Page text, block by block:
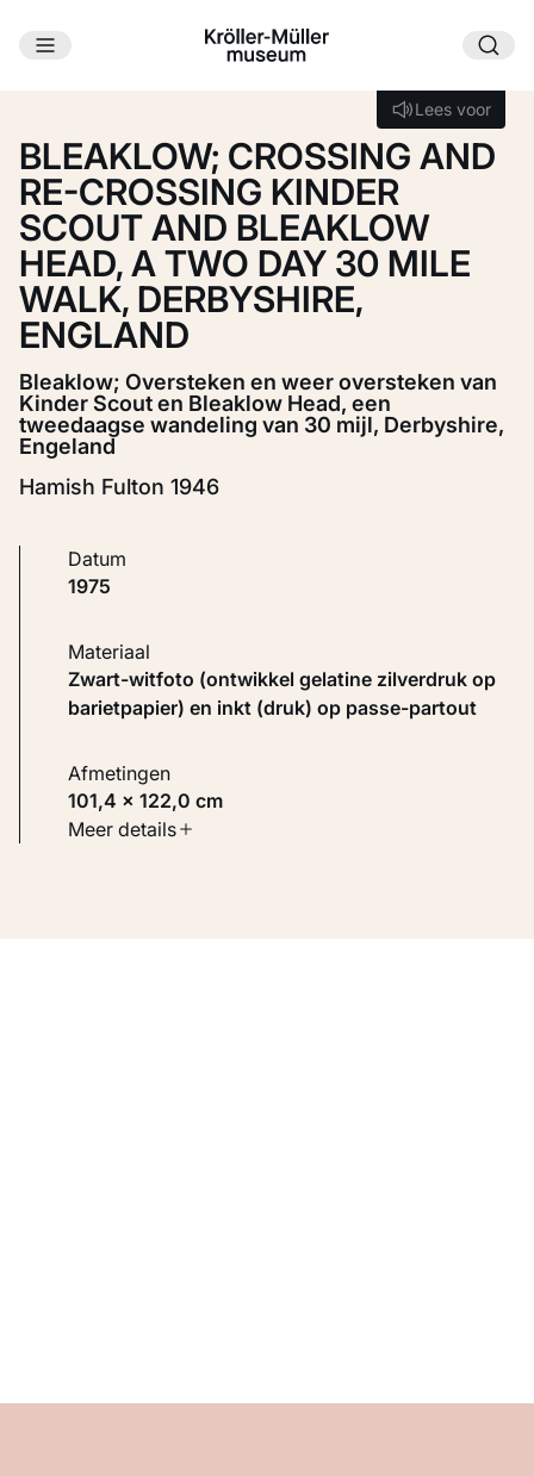
Ga naar hoofdinhoud
Lees voor
Lees voor
BLEAKLOW; CROSSING AND
RE-CROSSING KINDER
SCOUT AND BLEAKLOW
HEAD, A TWO DAY 30 MILE
WALK, DERBYSHIRE,
ENGLAND
Bleaklow; Oversteken en weer oversteken van
Kinder Scout en Bleaklow Head, een
tweedaagse wandeling van 30 mijl, Derbyshire,
Engeland
Hamish Fulton 1946
Datum
1975
Materiaal
Zwart-witfoto (ontwikkel gelatine zilverdruk op
barietpapier) en inkt (druk) op passe-partout
Afmetingen
101,4 × 122,0 cm
Soort werk
Meer details